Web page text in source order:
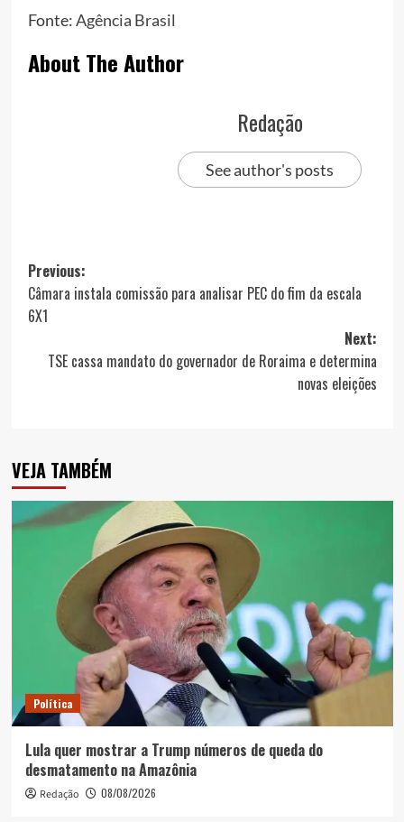
Fonte:Agência Brasil
About The Author
Redação
See author's posts
Post
navigation
Previous:
Câmara instala comissão para analisar PEC do fim da escala
6X1
Next:
TSE cassa mandato do governador de Roraima e determina
novas eleições
VEJA TAMBÉM
Política
Lula quer mostrar a Trump números de queda do
desmatamento na Amazônia
Redação 08/08/2026